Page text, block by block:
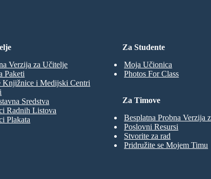
Za Studente
Moja Učionica
Photos For Class
Verzija za Učitelje
Paketi
Knjižnice i Medijski Centri
Sredstva
Radnih Listova
Plakata
Za Timove
Besplatna Probna Verzija
Poslovni Resursi
Stvorite za rad
Pridružite se Mojem Timu